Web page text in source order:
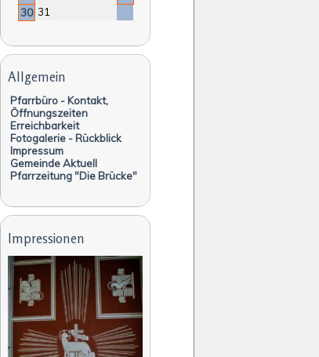
30 31
Navigation
überspringen
Allgemein
Pfarrbüro - Kontakt,
Öffnungszeiten
Erreichbarkeit
Fotogalerie - Rückblick
Impressum
Gemeinde Aktuell
Pfarrzeitung "Die Brücke"
Impressionen